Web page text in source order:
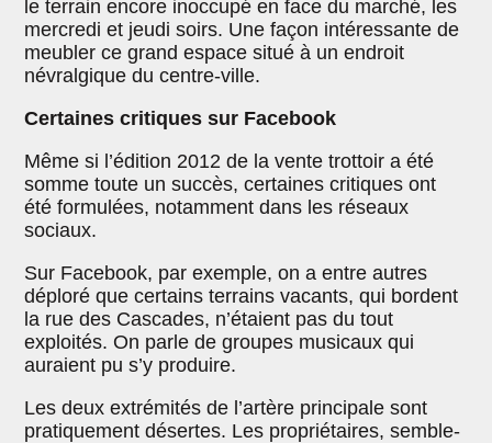
le terrain encore inoccupé en face du marché, les
mercredi et jeudi soirs. Une façon intéressante de
meubler ce grand espace situé à un endroit
névralgique du centre-ville.
Certaines critiques sur Facebook
Même si l’édition 2012 de la vente trottoir a été
somme toute un succès, certaines critiques ont
été formulées, notamment dans les réseaux
sociaux.
Sur Facebook, par exemple, on a entre autres
déploré que certains terrains vacants, qui bordent
la rue des Cascades, n’étaient pas du tout
exploités. On parle de groupes musicaux qui
auraient pu s’y produire.
Les deux extrémités de l’artère principale sont
pratiquement désertes. Les propriétaires, semble-